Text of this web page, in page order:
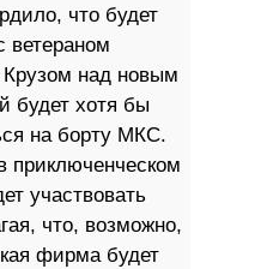
что будет
ветераном
над новым
будет хотя бы
на борту МКС.
приключенческом
участвовать
что, возможно,
фирма будет